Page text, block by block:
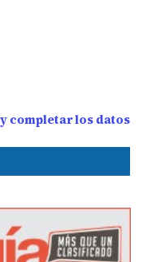
completar los datos